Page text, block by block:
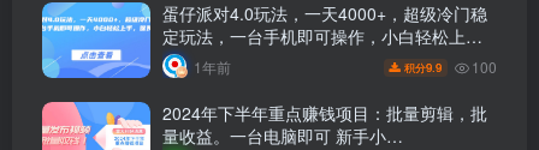
蛋仔派对4.0玩法，一天4000+，超级冷门稳
定玩法，一台手机即可操作，小白轻松上
手，保姆级教学
1年前 积分9.9 100
2024年下半年重点赚钱项目：批量剪辑，批
量收益。一台电脑即可 新手小…